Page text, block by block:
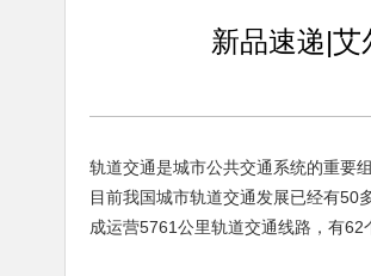
新品速递|
轨道交通是城市公共交通系统的重要
目前我国城市轨道交通发展已经有50
成运营5761公里轨道交通线路，有62